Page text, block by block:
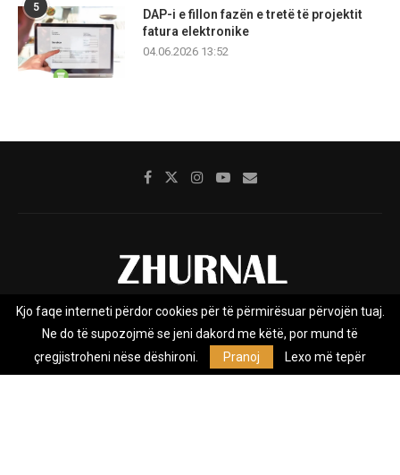
5
DAP-i e fillon fazën e tretë të projektit
fatura elektronike
04.06.2026 13:52
Rreth nesh Impresumi Marketing
Privacy Policy
Zhurnal.mk është Agjenci e Lajmeve e pavarur, e themeluar në vitin
Kjo faqe interneti përdor cookies për të përmirësuar përvojën tuaj.
Ne do të supozojmë se jeni dakord me këtë, por mund të
çregjistroheni nëse dëshironi.
Pranoj Lexo më tepër